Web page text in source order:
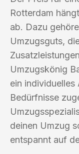
Rotterdam
ab. Dazu
Umzugsguts,
Umzugskönig
ein
Bedürfnisse
deinen Umzug
entspannt auf